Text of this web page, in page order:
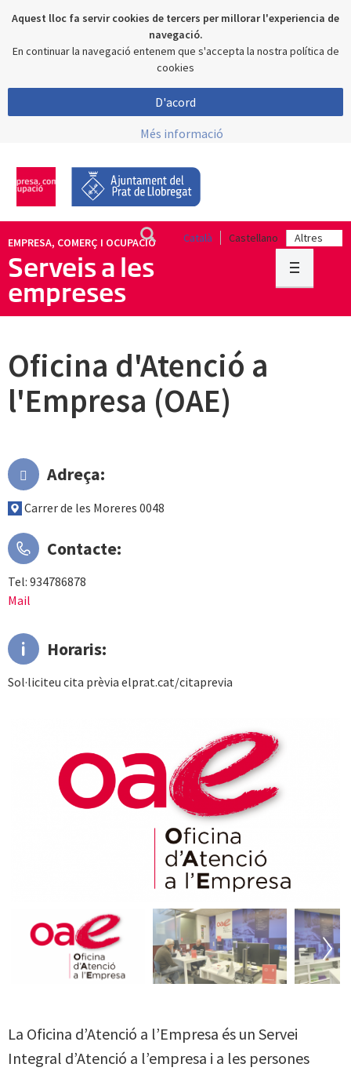
Aquest lloc fa servir cookies de tercers per millorar l'experiencia de
navegació.
En continuar la navegació entenem que s'accepta la nostra política de
cookies
D'acord
Més informació
Català Castellano
EMPRESA, COMERÇ I OCUPACIÓ
Serveis a les
empreses
Oficina d'Atenció a
l'Empresa (OAE)
Adreça:
Carrer de les Moreres 0048
Contacte:
Tel: 934786878
Mail
Horaris:
Sol·liciteu cita prèvia elprat.cat/citaprevia
Next
La Oficina d’Atenció a l’Empresa és un Servei
Integral d’Atenció a l’empresa i a les persones